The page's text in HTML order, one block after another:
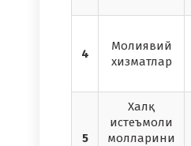
4
Молиявий
хизматлар
5
Халқ
истеъмоли
молларини